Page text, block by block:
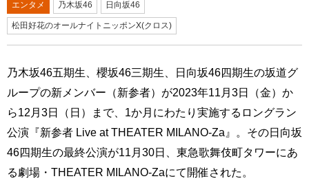
エンタメ 乃木坂46 日向坂46
松田好花のオールナイトニッポンX(クロス)
乃木坂46五期生、櫻坂46三期生、日向坂46四期生の坂道グ
ループの新メンバー（新参者）が2023年11月3日（金）か
ら12月3日（日）まで、1か月にわたり実施するロングラン
公演『新参者 Live at THEATER MILANO-Za』。その日向坂
46四期生の最終公演が11月30日、東急歌舞伎町タワーにあ
る劇場・THEATER MILANO-Zaにて開催された。